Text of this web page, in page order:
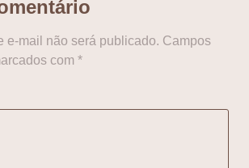
e-mail não será publicado. Campos
com *